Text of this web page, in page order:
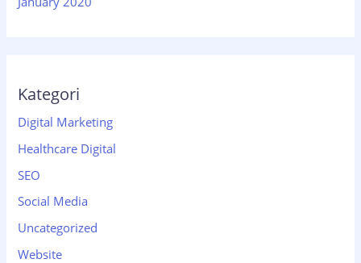
Kategori
Digital Marketing
Healthcare Digital
SEO
Social Media
Uncategorized
Website